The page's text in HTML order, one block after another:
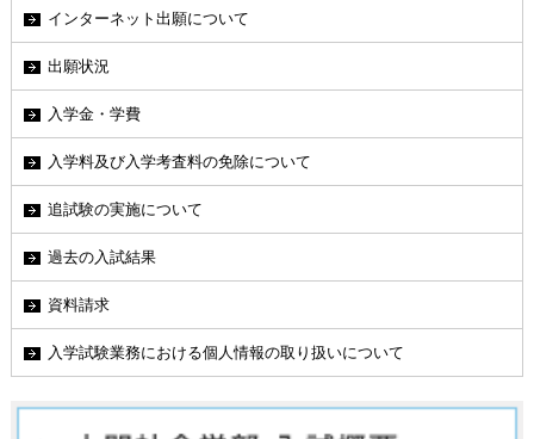
インターネット出願について
出願状況
入学金・学費
入学料及び入学考査料の免除について
追試験の実施について
過去の入試結果
資料請求
入学試験業務における個人情報の取り扱いについて